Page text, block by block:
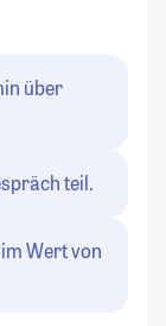
über
teil.
Wert von